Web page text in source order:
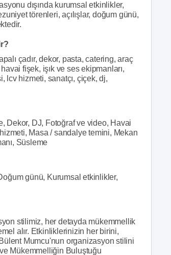
dışında kurumsal etkinlikler,
törenleri, açılışlar, doğum günü,
çadır, dekor, pasta, catering, araç
fişek, işık ve ses ekipmanları,
lcv hizmeti, sanatçı, çiçek, dj,
Dekor, DJ, Fotoğraf ve video, Havai
Masa / sandalye temini, Mekan
Süsleme
günü, Kurumsal etkinlikler,
stilimiz, her detayda mükemmellik
alır. Etkinliklerinizin her birini,
Mumcu'nun organizasyon stilini
Mükemmelliğin Buluştuğu